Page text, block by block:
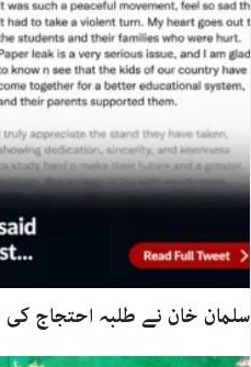
سلمان خان نے طلبہ احتجاج کی